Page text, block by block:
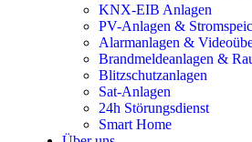
KNX-EIB Anlagen
PV-Anlagen &
Alarmanlagen &
Brandmeldeanlagen &
Blitzschutzanlagen
Sat-Anlagen
24h Störungsdienst
Smart Home